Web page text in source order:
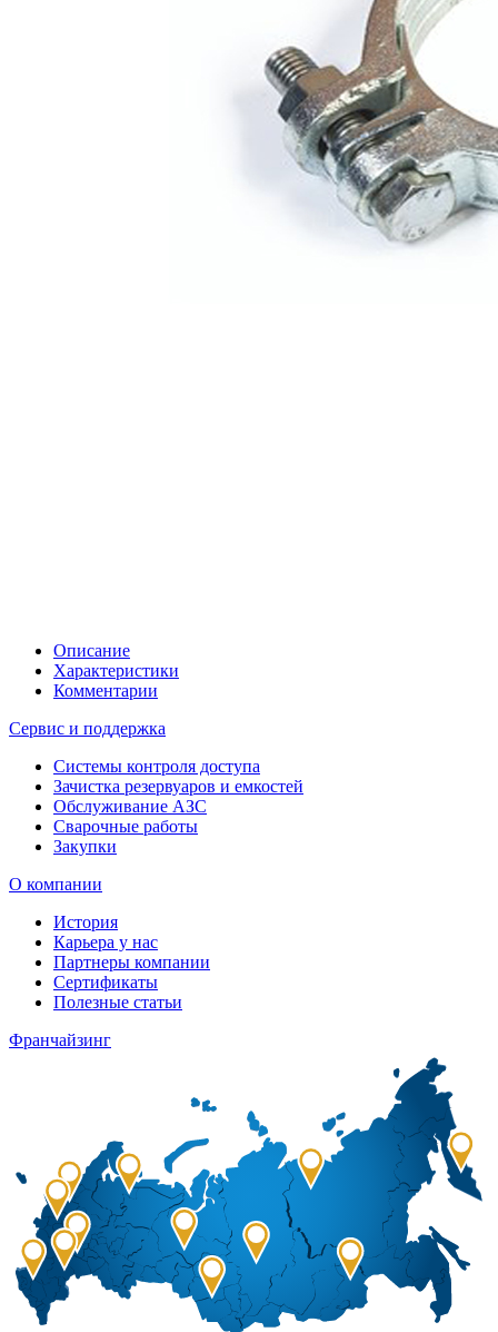
Описание
Характеристики
Комментарии
Сервис и поддержка
Системы контроля доступа
Зачистка резервуаров и емкостей
Обслуживание АЗС
Сварочные работы
Закупки
О компании
История
Карьера у нас
Партнеры компании
Сертификаты
Полезные статьи
Франчайзинг